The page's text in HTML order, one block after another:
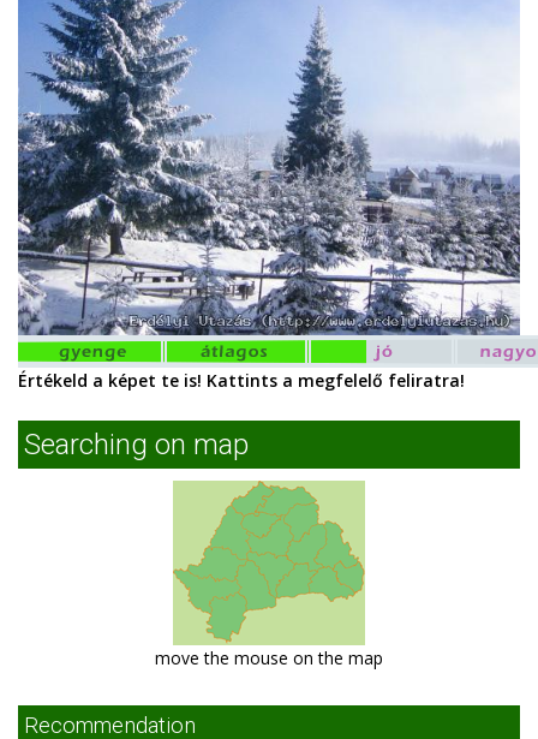
Értékeld a képet te is! Kattints a megfelelő feliratra!
Searching on map
move the mouse on the map
Recommendation